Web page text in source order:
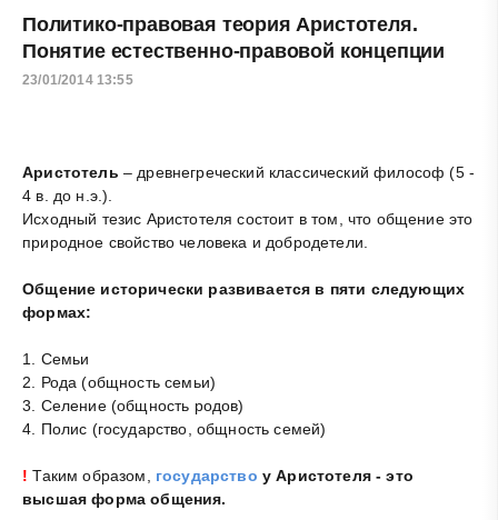
Политико-правовая теория Аристотеля.
Понятие естественно-правовой концепции
23/01/2014 13:55
Аристотель – древнегреческий классический философ (5 -
4 в. до н.э.).
Исходный тезис Аристотеля состоит в том, что общение это
природное свойство человека и добродетели.
Общение исторически развивается в пяти следующих
формах:
1. Семьи
2. Рода (общность семьи)
3. Селение (общность родов)
4. Полис (государство, общность семей)
! Таким образом, государство у Аристотеля - это
высшая форма общения.